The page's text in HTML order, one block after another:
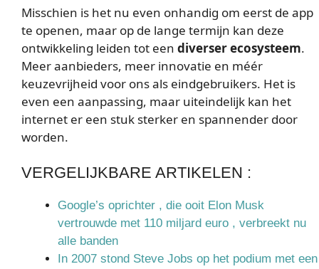
Misschien is het nu even onhandig om eerst de app
te openen, maar op de lange termijn kan deze
ontwikkeling leiden tot een diverser ecosysteem.
Meer aanbieders, meer innovatie en méér
keuzevrijheid voor ons als eindgebruikers. Het is
even een aanpassing, maar uiteindelijk kan het
internet er een stuk sterker en spannender door
worden.
VERGELIJKBARE ARTIKELEN :
Google’s oprichter , die ooit Elon Musk
vertrouwde met 110 miljard euro , verbreekt nu
alle banden
In 2007 stond Steve Jobs op het podium met een